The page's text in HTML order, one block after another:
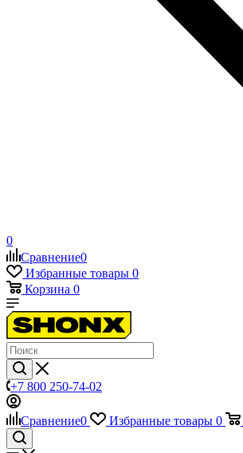
0
Сравнение0
Избранные товары 0
Корзина 0
+7 800 250-74-02
Сравнение0 Избранные товары 0